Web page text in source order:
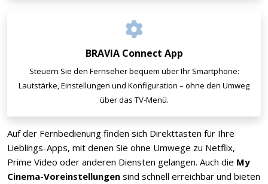
BRAVIA Connect App
Steuern Sie den Fernseher bequem über Ihr Smartphone:
Lautstärke, Einstellungen und Konfiguration – ohne den Umweg
über das TV-Menü.
Auf der Fernbedienung finden sich Direkttasten für Ihre
Lieblings-Apps, mit denen Sie ohne Umwege zu Netflix,
Prime Video oder anderen Diensten gelangen. Auch die My
Cinema-Voreinstellungen sind schnell erreichbar und bieten